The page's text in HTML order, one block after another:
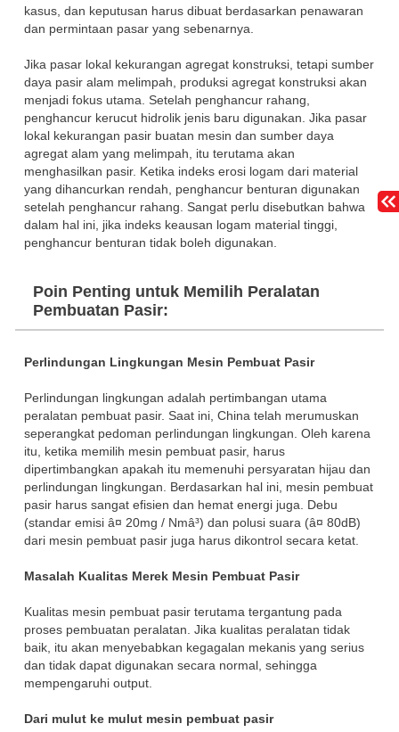
kasus, dan keputusan harus dibuat berdasarkan penawaran
dan permintaan pasar yang sebenarnya.
Jika pasar lokal kekurangan agregat konstruksi, tetapi sumber
daya pasir alam melimpah, produksi agregat konstruksi akan
menjadi fokus utama. Setelah penghancur rahang,
penghancur kerucut hidrolik jenis baru digunakan. Jika pasar
lokal kekurangan pasir buatan mesin dan sumber daya
agregat alam yang melimpah, itu terutama akan
menghasilkan pasir. Ketika indeks erosi logam dari material
yang dihancurkan rendah, penghancur benturan digunakan
setelah penghancur rahang. Sangat perlu disebutkan bahwa
dalam hal ini, jika indeks keausan logam material tinggi,
penghancur benturan tidak boleh digunakan.
Poin Penting untuk Memilih Peralatan
Pembuatan Pasir:
Perlindungan Lingkungan Mesin Pembuat Pasir
Perlindungan lingkungan adalah pertimbangan utama
peralatan pembuat pasir. Saat ini, China telah merumuskan
seperangkat pedoman perlindungan lingkungan. Oleh karena
itu, ketika memilih mesin pembuat pasir, harus
dipertimbangkan apakah itu memenuhi persyaratan hijau dan
perlindungan lingkungan. Berdasarkan hal ini, mesin pembuat
pasir harus sangat efisien dan hemat energi juga. Debu
(standar emisi â¤ 20mg / Nmâ³) dan polusi suara (â¤ 80dB)
dari mesin pembuat pasir juga harus dikontrol secara ketat.
Masalah Kualitas Merek Mesin Pembuat Pasir
Kualitas mesin pembuat pasir terutama tergantung pada
proses pembuatan peralatan. Jika kualitas peralatan tidak
baik, itu akan menyebabkan kegagalan mekanis yang serius
dan tidak dapat digunakan secara normal, sehingga
mempengaruhi output.
Dari mulut ke mulut mesin pembuat pasir